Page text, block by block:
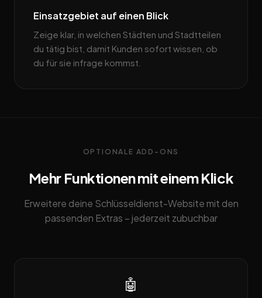
Einsatzgebiet auf einen Blick
Zeige klar, in welchen Städten und Stadtteilen
du tätig bist, damit Kunden sofort wissen, ob
du für sie infrage kommst.
OPTIONALE ADD-ONS
Mehr Funktionen mit einem Klick
Erweitere deine Schlüsseldienst-Website mit den
passenden Extras – jederzeit zubuchbar
🤖